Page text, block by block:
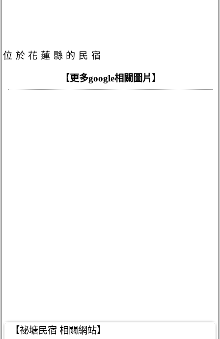
位於花蓮縣的民宿
【更多google相關圖片 】
【祕塘民宿 相關網站】